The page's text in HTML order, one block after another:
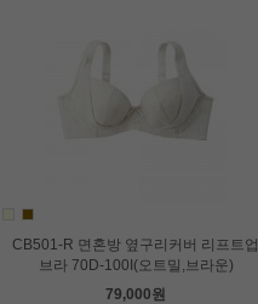
CB501-R 면혼방 옆구리커버 리프트업
브라 70D-100I(오트밀,브라운)
79,000원